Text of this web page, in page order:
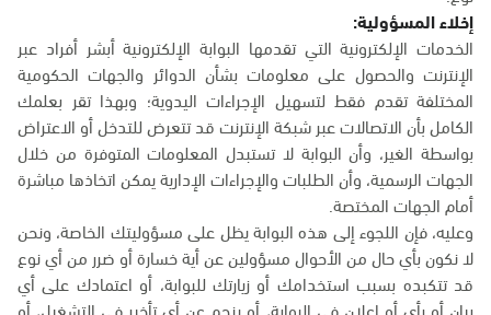
إخلاء المسؤولية:
الخدمات الإلكترونية التي تقدمها البوابة الإلكترونية أبشر أفراد عبر
الإنترنت والحصول على معلومات بشأن الدوائر والجهات الحكومية
المختلفة تقدم فقط لتسهيل الإجراءات اليدوية؛ وبهذا تقر بعلمك
الكامل بأن الاتصالات عبر شبكة الإنترنت قد تتعرض للتدخل أو الاعتراض
بواسطة الغير، وأن البوابة لا تستبدل المعلومات المتوفرة من خلال
الجهات الرسمية، وأن الطلبات والإجراءات الإدارية يمكن اتخاذها مباشرة
أمام الجهات المختصة.
وعليه، فإن اللجوء إلى هذه البوابة يظل على مسؤوليتك الخاصة، ونحن
لا نكون بأي حال من الأحوال مسؤولين عن أية خسارة أو ضرر من أي نوع
قد تتكبده بسبب استخدامك أو زيارتك للبوابة، أو اعتمادك على أي
بيان أو رأي أو إعلان في البوابة، أو ينجم عن أي تأخير في التشغيل، أو